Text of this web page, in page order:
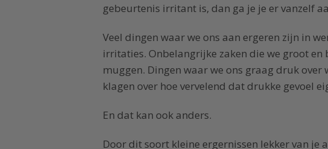
gebeurtenis irritant is, dan ga je je er vanzelf
Veel dingen waar we ons aan ergeren zijn in
irritaties. Onbelangrijke zaken die we groot
muggen. Dingen waar we ons graag druk over
klagen over hoe vervelend dat drukke gevoel
En dat kan ook anders.
Door dit soort kleine ergernissen lekker van je